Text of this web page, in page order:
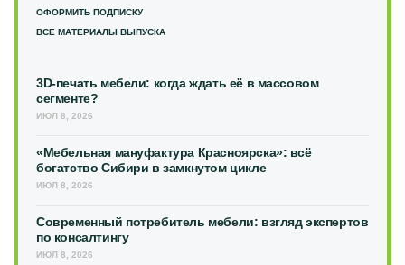
ОФОРМИТЬ ПОДПИСКУ
ВСЕ МАТЕРИАЛЫ ВЫПУСКА
3D-печать мебели: когда ждать её в массовом
сегменте?
ИЮЛ 8, 2026
«Мебельная мануфактура Красноярска»: всё
богатство Сибири в замкнутом цикле
ИЮЛ 8, 2026
Современный потребитель мебели: взгляд экспертов
по консалтингу
ИЮЛ 8, 2026